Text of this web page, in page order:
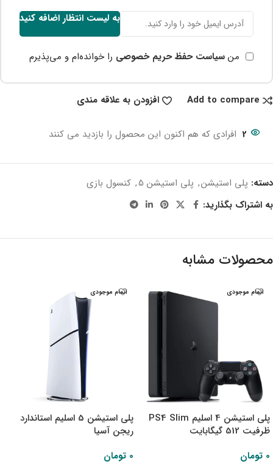
به لیست انتظار اضافه کنید
من سیاست حفظ حریم خصوصی را خوانده‌ام و می‌پذیرم
Add to compare افزودن به علاقه مندی
2 افرادی که هم اکنون این محصول را بازدید می کنند
دسته: پلی استیشن, پلی استیشن 5 , کنسول بازی
به اشتراک بگذارید:
محصولات مشابه
اتمام موجودی
پلی استیشن 4 اسلیم PS4 Slim
ظرفیت 512 گیگابایت
0 تومان
اتمام موجودی
پلی استیشن 5 اسلیم استاندارد
ریجن آسیا
0 تومان